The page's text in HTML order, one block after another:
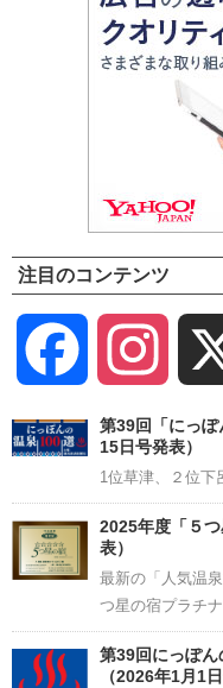
注目のコンテンツ
Facebook
第39回「にっぽ
15日号発表）
1位草津、２位下
2025年度「５
表）
最新の「人気温
つ星の宿プラチ
第39回にっぽん
（2026年1月1